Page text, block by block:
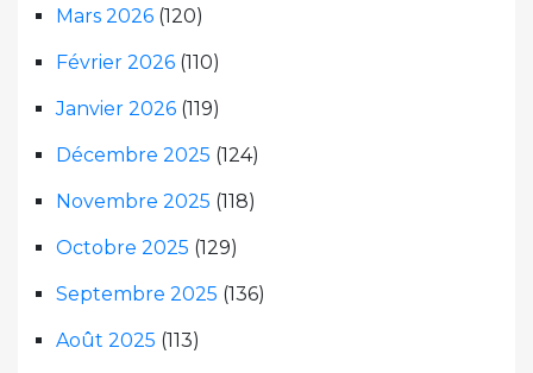
Mars 2026 (120)
Février 2026 (110)
Janvier 2026 (119)
Décembre 2025 (124)
Novembre 2025 (118)
Octobre 2025 (129)
Septembre 2025 (136)
Août 2025 (113)